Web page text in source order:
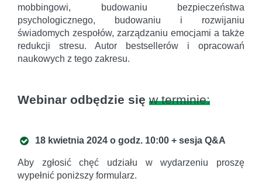
mobbingowi, budowaniu bezpieczeństwa
psychologicznego, budowaniu i rozwijaniu
świadomych zespołów, zarządzaniu emocjami a także
redukcji stresu. Autor bestsellerów i opracowań
naukowych z tego zakresu.
Webinar odbędzie się w terminie:
18 kwietnia 2024 o godz. 10:00 + sesja Q&A
Aby zgłosić chęć udziału w wydarzeniu proszę
wypełnić poniższy formularz.